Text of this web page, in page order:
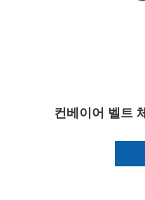
컨베이어 벨트